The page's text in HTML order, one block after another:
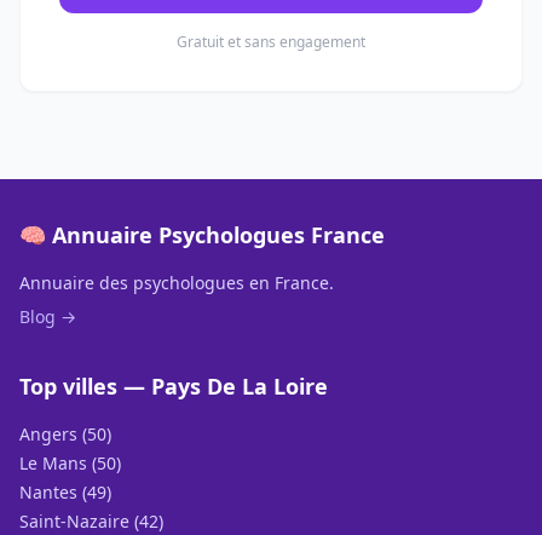
Gratuit et sans engagement
🧠 Annuaire Psychologues France
Annuaire des psychologues en France.
Blog →
Top villes — Pays De La Loire
Angers (50)
Le Mans (50)
Nantes (49)
Saint-Nazaire (42)